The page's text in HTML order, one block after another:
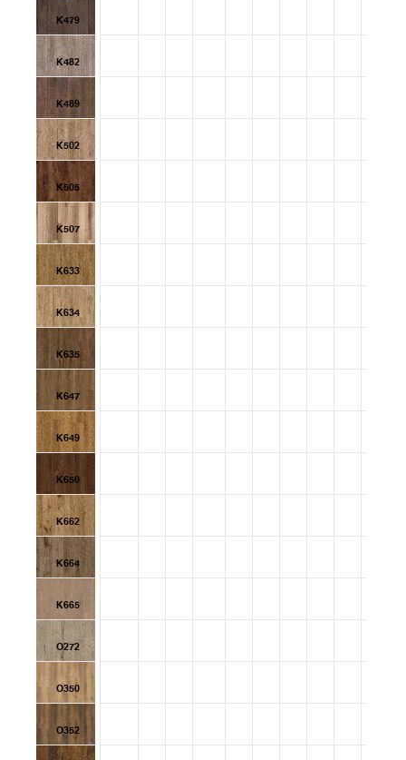
K479
K482
K489
K502
K505
K507
K633
K634
K635
K647
K649
K650
K662
K664
K665
O272
O350
O352